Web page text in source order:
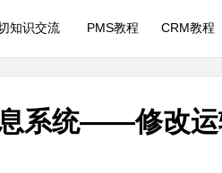
知识交流 PMS教程 CRM教程
系统——修改